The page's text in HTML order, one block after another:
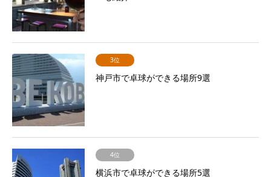
3位
神戸市で卓球ができる場所9選
4位
横浜市で卓球ができる場所5選